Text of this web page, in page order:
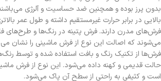
بدون پرز بوده و همچنین ضد حساسیت و آلرژی
بالایی در برابر حرارت غیرمستقیم داشته و طول عمر
فرش‌های مدرن دارند. فرش پتینه در رنگ‌ها و طرح‌های
می‌شوند که اصالت این نوع از فرش ماشینی را نشان
فرش‌ها از تکنیک رنگ و بافت استفاده شده و توسط
حالت قدیمی و کهنه داده می‌شود. این نوع از فرش
است و کثیفی به راحتی از سطح آن پاک می‌شود.